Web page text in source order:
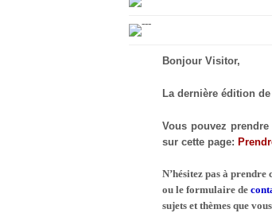
Bonjour Visitor,
La dernière édition
Vous pouvez
sur cette page:
N’hésitez pas à
ou le formulaire de
sujets et thèmes que